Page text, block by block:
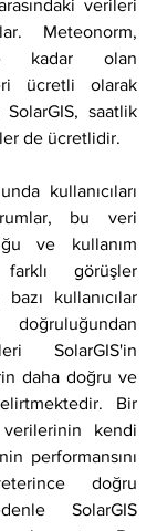
verileri
Meteonorm,
kadar olan
ücretli olarak
saatlik
de ücretlidir.
bu veri
ve kullanım
farklı görüşler
kullanıcılar
SolarGIS'in
daha doğru ve
Bir
verilerinin kendi
performansını
doğru
SolarGIS